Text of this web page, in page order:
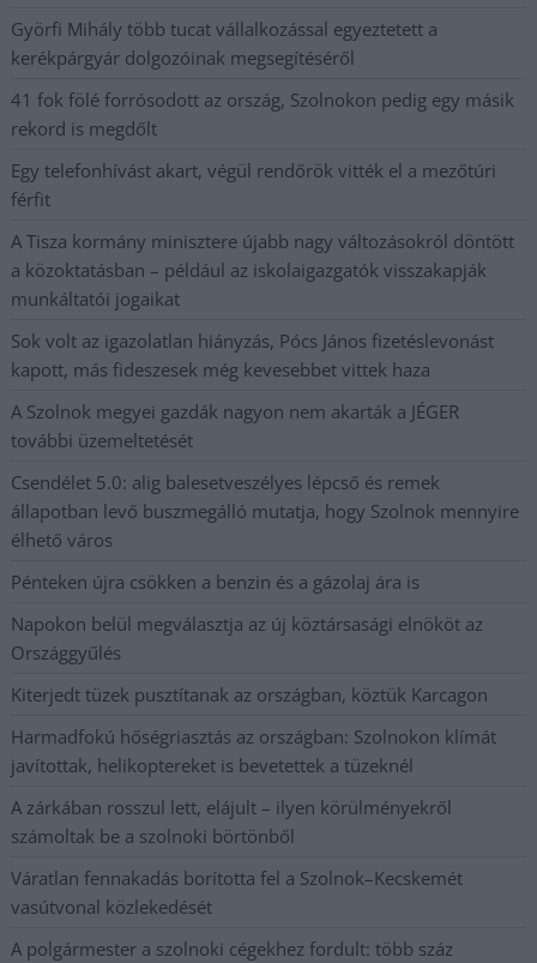
Györfi Mihály több tucat vállalkozással egyeztetett a
kerékpárgyár dolgozóinak megsegítéséről
41 fok fölé forrósodott az ország, Szolnokon pedig egy másik
rekord is megdőlt
Egy telefonhívást akart, végül rendőrök vitték el a mezőtúri
férfit
A Tisza kormány minisztere újabb nagy változásokról döntött
a közoktatásban – például az iskolaigazgatók visszakapják
munkáltatói jogaikat
Sok volt az igazolatlan hiányzás, Pócs János fizetéslevonást
kapott, más fideszesek még kevesebbet vittek haza
A Szolnok megyei gazdák nagyon nem akarták a JÉGER
további üzemeltetését
Csendélet 5.0: alig balesetveszélyes lépcső és remek
állapotban levő buszmegálló mutatja, hogy Szolnok mennyire
élhető város
Pénteken újra csökken a benzin és a gázolaj ára is
Napokon belül megválasztja az új köztársasági elnököt az
Országgyűlés
Kiterjedt tüzek pusztítanak az országban, köztük Karcagon
Harmadfokú hőségriasztás az országban: Szolnokon klímát
javítottak, helikoptereket is bevetettek a tüzeknél
A zárkában rosszul lett, elájult – ilyen körülményekről
számoltak be a szolnoki börtönből
Váratlan fennakadás borította fel a Szolnok–Kecskemét
vasútvonal közlekedését
A polgármester a szolnoki cégekhez fordult: több száz